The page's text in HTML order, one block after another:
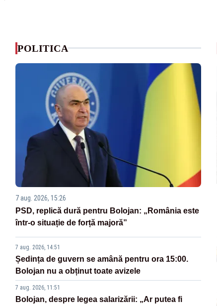
POLITICA
7 aug. 2026, 15:26
PSD, replică dură pentru Bolojan: „România este
într-o situație de forță majoră”
7 aug. 2026, 14:51
Ședința de guvern se amână pentru ora 15:00.
Bolojan nu a obținut toate avizele
7 aug. 2026, 11:51
Bolojan, despre legea salarizării: „Ar putea fi